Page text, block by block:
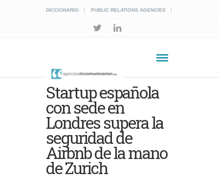
DICCIONARIO PUBLIC RELATIONS AGENCIES
Startup española
con sede en
Londres supera la
seguridad de
Airbnb de la mano
de Zurich